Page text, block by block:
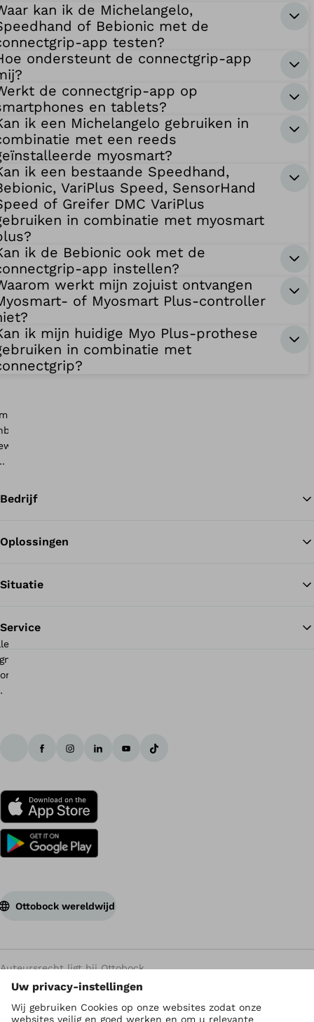
kan ik de Michelangelo,
of Bebionic met de
app testen?
ondersteunt de connectgrip-app
de connectgrip-app op
en tablets?
ik een Michelangelo gebruiken in
met een reeds
myosmart?
ik een bestaande Speedhand,
VariPlus Speed, SensorHand
of Greifer DMC VariPlus
in combinatie met myosmart
ik de Bebionic ook met de
app instellen?
werkt mijn zojuist ontvangen
of Myosmart Plus-controller
ik mijn huidige Myo Plus-prothese
in combinatie met
Bedrijf
Oplossingen
Situatie
Service
Ottobock wereldwijd
Auteursrecht ligt bij Ottobock
Instellingen privacy
Privacyverklaring